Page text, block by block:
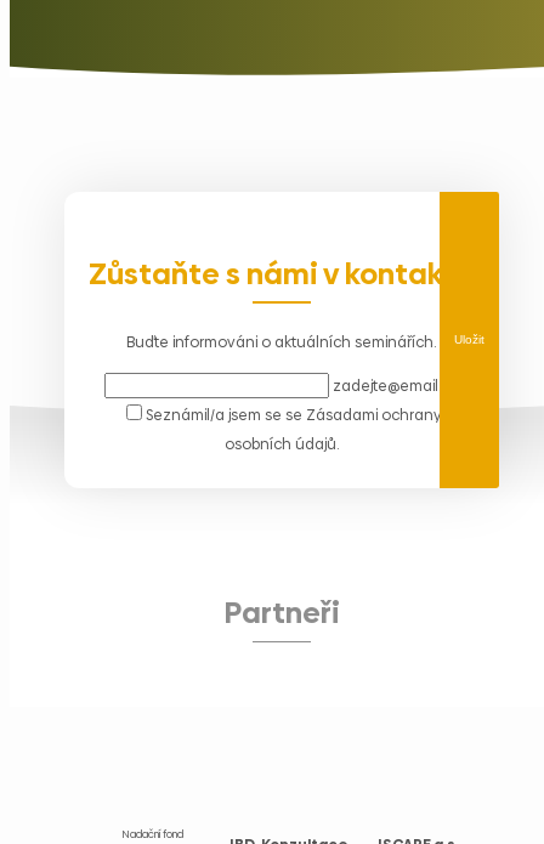
Zůstaňte s námi v kontaktu
Buďte informováni o aktuálních seminářích.
zadejte@email.cz
Uložit
Seznámil/a jsem se se Zásadami ochrany
osobních údajů.
Partneři
Nadační fond